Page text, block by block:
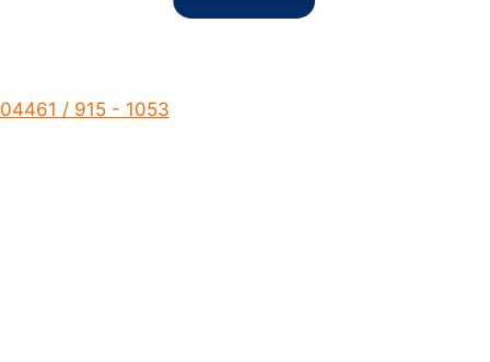
04461 / 915 - 1053